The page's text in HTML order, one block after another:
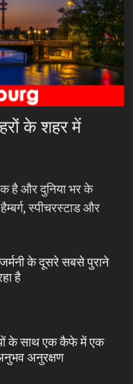
के शहर में
है और दुनिया भर के
स्पीचरस्टाड और
के दूसरे सबसे पुराने
है
के साथ एक कैफे में एक
अनुरक्षण